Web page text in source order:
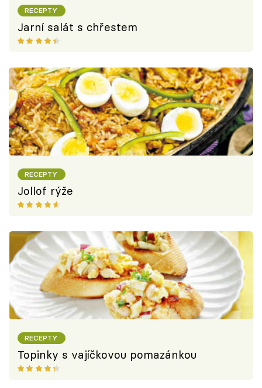
RECEPTY
Jarní salát s chřestem
RECEPTY
Jollof rýže
RECEPTY
Topinky s vajíčkovou pomazánkou